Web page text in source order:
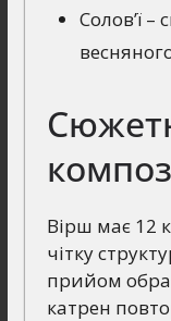
Солов’ї
Вірш має 12
чітку
прийом
катрен